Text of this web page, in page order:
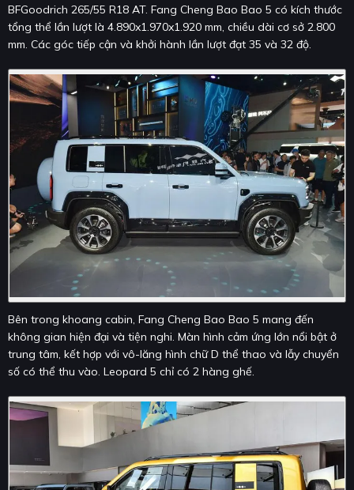
BFGoodrich 265/55 R18 AT. Fang Cheng Bao Bao 5 có kích thước
tổng thể lần lượt là 4.890x1.970x1.920 mm, chiều dài cơ sở 2.800
mm. Các góc tiếp cận và khởi hành lần lượt đạt 35 và 32 độ.
Bên trong khoang cabin, Fang Cheng Bao Bao 5 mang đến
không gian hiện đại và tiện nghi. Màn hình cảm ứng lớn nổi bật ở
trung tâm, kết hợp với vô-lăng hình chữ D thể thao và lẫy chuyển
số có thể thu vào. Leopard 5 chỉ có 2 hàng ghế.